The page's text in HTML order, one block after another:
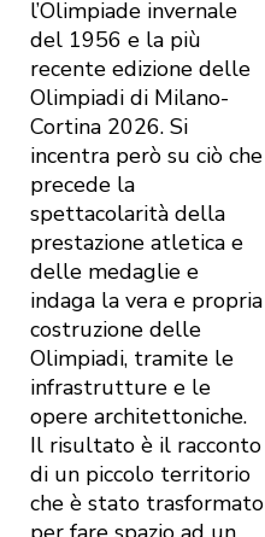
l’Olimpiade invernale
del 1956 e la più
recente edizione delle
Olimpiadi di Milano-
Cortina 2026. Si
incentra però su ciò che
precede la
spettacolarità della
prestazione atletica e
delle medaglie e
indaga la vera e propria
costruzione delle
Olimpiadi, tramite le
infrastrutture e le
opere architettoniche.
Il risultato è il racconto
di un piccolo territorio
che è stato trasformato